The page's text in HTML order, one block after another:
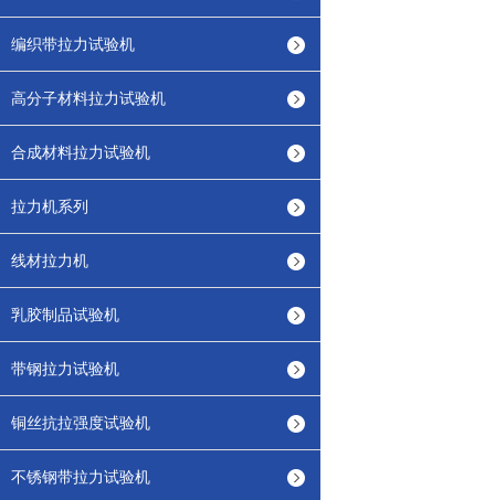
编织带拉力试验机
高分子材料拉力试验机
合成材料拉力试验机
拉力机系列
线材拉力机
乳胶制品试验机
带钢拉力试验机
铜丝抗拉强度试验机
不锈钢带拉力试验机